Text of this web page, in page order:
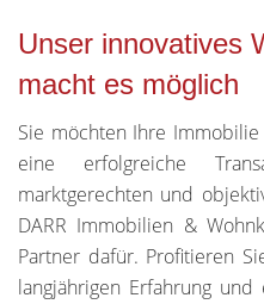
Unser innovatives
macht es möglich
Sie möchten Ihre Immobilie
eine erfolgreiche
marktgerechten und
DARR Immobilien &
Partner dafür. Profitieren
langjährigen Erfahrung